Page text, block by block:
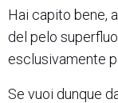
Hai capito bene,
del pelo
esclusivamente
Se vuoi dunque